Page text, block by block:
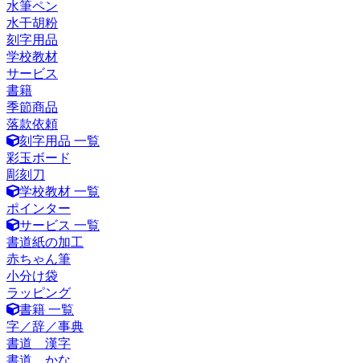
水筆ペン
水干胡粉
刻字用品
学校教材
サービス
書籍
季節商品
落款依頼
刻字用品 一覧
彩玉ボード
彫刻刀
学校教材 一覧
ポインター
サービス 一覧
書道紙の加工
赤ちゃん筆
小分け袋
ラッピング
書籍 一覧
字／辞／事典
書道 漢字
書道 かな